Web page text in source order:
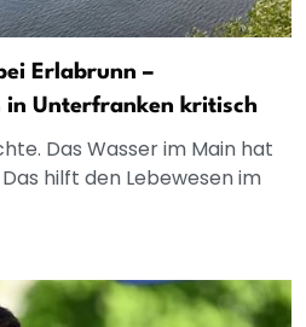
Erlabrunn –
in Unterfranken kritisch
Das Wasser im Main hat
hilft den Lebewesen im